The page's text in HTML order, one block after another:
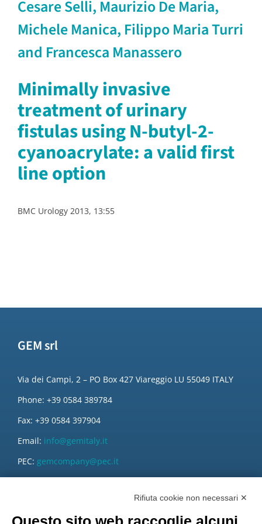
Cesare Selli, Maurizio De Maria,
Michele Manica, Filippo Maria Turri
and Francesca Manassero
Minimally invasive
treatment of urinary
fistulas using N-butyl-2-
cyanoacrylate: a valid first
line option
BMC Urology 2013, 13:55
GEM srl
Via dei Campi, 2 – PO Box 427 Viareggio LU 55049 ITALY
Phone: +39 0584 389784
Fax: +39 0584 397904
Email: info@gemitaly.it
PEC: gemcompany@pec.it
Rifiuta cookie non necessari ✕